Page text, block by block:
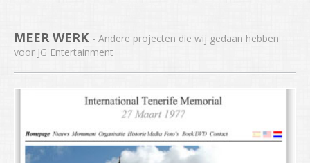
MEER WERK - Andere projecten die wij gedaan hebben
voor JG Entertainment